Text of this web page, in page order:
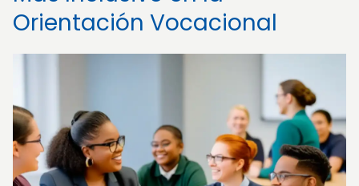
Orientación Vocacional